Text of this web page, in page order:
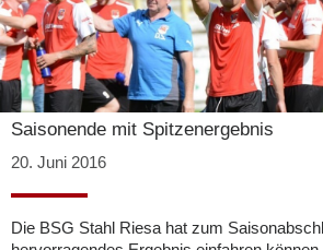
Saisonende mit Spitzenergebnis
20. Juni 2016
Die BSG Stahl Riesa hat zum